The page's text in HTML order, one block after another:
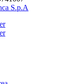
S.p.A